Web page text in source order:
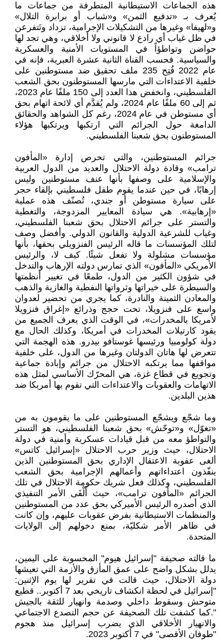
هذه الجماعات الاستيطانية المتطرفة من جماعات ما
يُعرف بـ «تدفيع الثمن» و«شباب أو برابرة التلال»
و«لهيفا» وغيرها من التشكيلات الإجرامية، تزداد وتَتفرعن
في ظل غياب أي رادع لا قانوني ولا أخلاقي، وهي تجد لها
حواضن وتواطؤاً في المستويات الأمنية والعسكرية
والسياسية. فحسب القناة الثانية عشرة العبرية، فإنه في
عام 2022 فُتِح 235 ملف تحقيق ضد مستوطنين على
خلفية الاعتداءات التي مارسها المستوطنون بحق الشعب
الفلسطيني، وانخفض هذا العدد إلى 150 ملفًا عام 2023،
ثم إلى 60 ملفًا عام 2024، ولم يُقدَّم أي لائحة اتهام بحق
أي مستوطن في عام 2024، رغم كل الشواهد والحقائق
الدامغة حول الجرائم التي ارتكبها ويرتكبها هؤلاء
المستوطنون بحق شعبنا الفلسطيني.
جرائم المستوطنين، والتي تحرص إدارة «المأفون
ترامب» وقادة دولة الاحتلال والعديد من الدول العربية
والإسلامية على وصفها بأنها عنف مستوطنين وليس
إرهابًا، في حين عندما يقوم طفل فلسطيني بإلقاء حجر
على سيارة مستوطن أو جندي، تُصنّف هذه عملية
«إرهابية». هي سيادة المعايير المزدوجة، والتغطية
والتستر على جرائم الاحتلال بحق شعبنا الفلسطيني،
وغياب للشرعية الدولية والقانون الدولي. وأفضل وصف
لتلك المؤسسات ما قاله الرئيس الفنزويلي بحقها، بأنها
مؤسسات مشلولة ولا تفعل شيئًا. كيف لا، والرئيس
الأمريكي «المأفون» الذي تمارس دولته الإرهاب والتدخل
في شؤون الكثير من الدول، طمعًا في تغيير أنظمتها
والسيطرة على خيراتها وثرواتها النفطية والغازية والذهب
والمعادن الثمينة والنادرة، كما يجري من تحضير لعدوان
واسع على فنزويلا، تحت حجج وذرائع «إغراق فنزويلا
لأمريكا بالمخدرات»، في الوقت الذي يعرف الجميع من
يقود كارتيلات المخدرات في أمريكا، وكذلك الحال مع
دولة كولومبيا ورئيسها غوستافو بيدرو. هذه الهجمة التي
تتعرض لها هاتان الدولتان وغيرها من الدول، على خلفية
مواقفها مما يرتكبه الاحتلال من جرائم وإبادة جماعية
وتجويع في قطاع غزة، هي المحرّك الأساسي لمثل هذه
الاتهامات والعقوبات والاعتداءات التي تقوم بها أمريكا ضد
هذين البلدين.
وما شجّع ويشجّع المستوطنين على ما يقومون به من
«تغوّل» و«توحّش» بحق شعبنا الفلسطيني، هو التستر
والتواطؤ معه من قبل قيادات عسكرية وأمنية في دولة
الاحتلال، حيث وزير حرب الاحتلال «إسرائيل كاتس»
ألغى عقوبة الاعتقال الإداري بحق المستوطنين الذين
ينفّذون اعتداءاتهم وأعمالهم الإجرامية بحق الشعب
الفلسطيني، وكذلك فعل شريك حكومة الاحتلال في تلك
الجرائم «المأفون ترامب»، حيث أَلْفَى الأمر التنفيذي
الذي أصدره الرئيس الأميركي بحق عدد من المستوطنين
والمنظمات الاستيطانية بفرض عقوبات عليهم، وإن كانت
في ظاهر الأمر شكليّة، بمنع دخولهم إلى الولايات
المتحدة.
ما قالته صحيفة "إسرائيل هيوم" المحسوبة على اليمين،
يدلل بشكل واضح على عمق المأزق والأزمة التي تعيشها
دولة الاحتلال، حيث قالت في تقرير لها يوم الإثنين:
"إسرائيل في لحظة انكشاف تاريخي بعد 7 أكتوبر.. قطيع
متوحش وسقوط داخلي وصدمة وانهيار للثقة بالجيش
".كما كشفت تلك الصحيفة عن حجم التصدع الاجتماعي
والانهيار الأخلاقي الذي يضرب إسرائيل منذ هجوم
"طوفان الأقصى" في 7 أكتوبر 2023.